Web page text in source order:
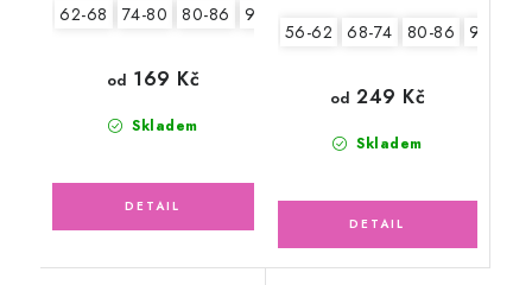
62-68 74-80 80-86 92-98
Skladem
od 169 Kč
56-62 68-74 80-86 92-98
Skladem
od 249 Kč